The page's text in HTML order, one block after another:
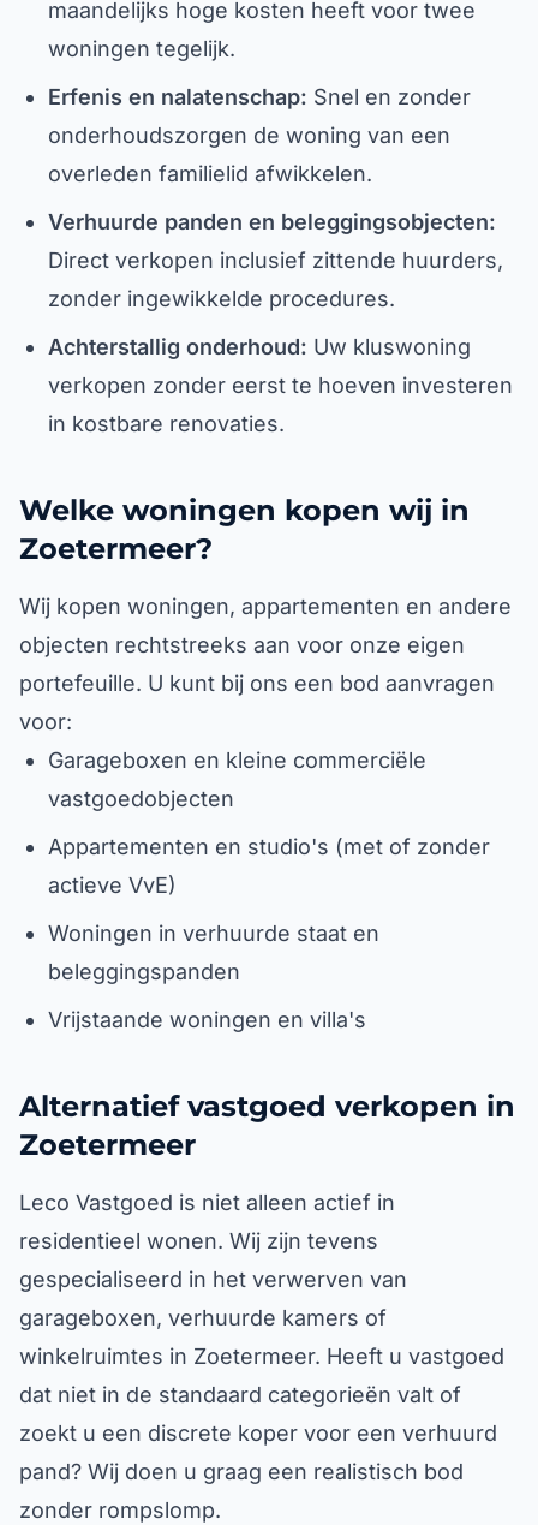
maandelijks hoge kosten heeft voor twee
woningen tegelijk.
Erfenis en nalatenschap: Snel en zonder
onderhoudszorgen de woning van een
overleden familielid afwikkelen.
Verhuurde panden en beleggingsobjecten:
Direct verkopen inclusief zittende huurders,
zonder ingewikkelde procedures.
Achterstallig onderhoud: Uw kluswoning
verkopen zonder eerst te hoeven investeren
in kostbare renovaties.
Welke woningen kopen wij in
Zoetermeer?
Wij kopen woningen, appartementen en andere
objecten rechtstreeks aan voor onze eigen
portefeuille. U kunt bij ons een bod aanvragen
voor:
Garageboxen en kleine commerciële
vastgoedobjecten
Appartementen en studio's (met of zonder
actieve VvE)
Woningen in verhuurde staat en
beleggingspanden
Vrijstaande woningen en villa's
Alternatief vastgoed verkopen in
Zoetermeer
Leco Vastgoed is niet alleen actief in
residentieel wonen. Wij zijn tevens
gespecialiseerd in het verwerven van
garageboxen, verhuurde kamers of
winkelruimtes in Zoetermeer. Heeft u vastgoed
dat niet in de standaard categorieën valt of
zoekt u een discrete koper voor een verhuurd
pand? Wij doen u graag een realistisch bod
zonder rompslomp.